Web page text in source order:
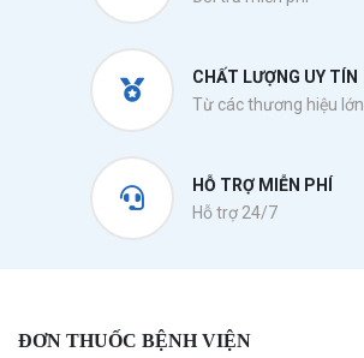
CHẤT LƯỢNG UY TÍN
Từ các thương hiệu lớn
HỖ TRỢ MIỄN PHÍ
Hỗ trợ 24/7
ĐƠN THUỐC BỆNH VIỆN